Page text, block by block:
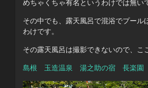
めちゃくちゃ有名というわけでは無い
その中でも、露天風呂で混浴でプー
わけです。
その露天風呂は撮影できないので、こ
島根 玉造温泉 湯之助の宿 長楽園